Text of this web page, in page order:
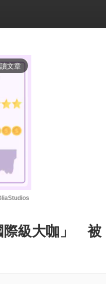
文章
際級大咖」 被